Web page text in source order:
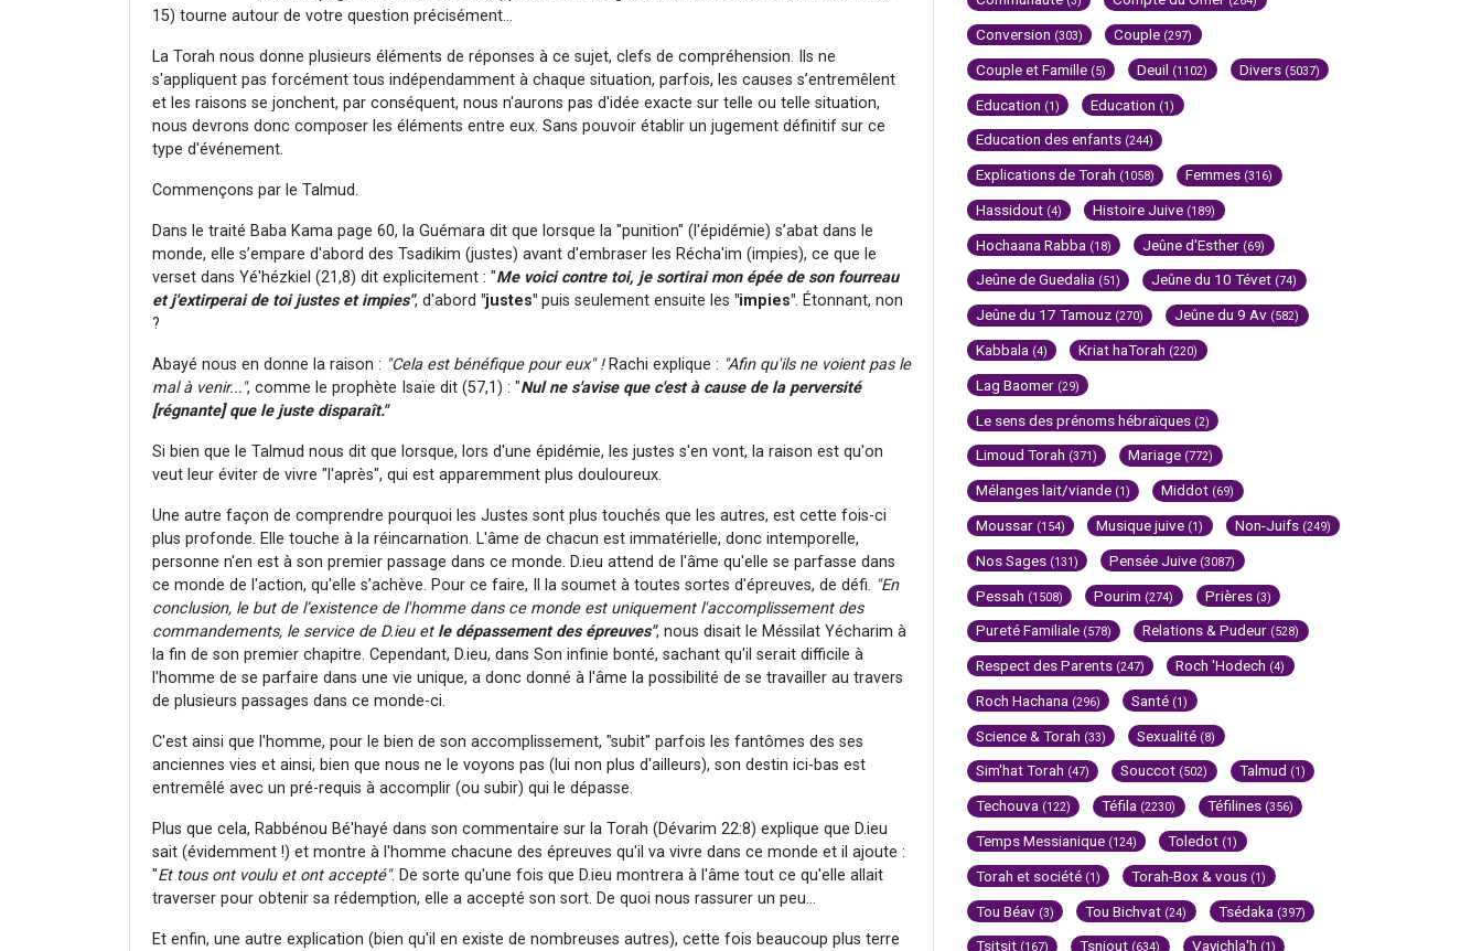
15) tourne autour de votre question précisément...
La Torah nous donne plusieurs éléments de réponses à ce sujet, clefs de compréhension. Ils ne
s'appliquent pas forcément tous indépendamment à chaque situation, parfois, les causes s’entremêlent
et les raisons se jonchent, par conséquent, nous n'aurons pas d'idée exacte sur telle ou telle situation,
nous devrons donc composer les éléments entre eux. Sans pouvoir établir un jugement définitif sur ce
type d'événement.
Commençons par le Talmud.
Dans le traité Baba Kama page 60, la Guémara dit que lorsque la "punition" (l'épidémie) s’abat dans le
monde, elle s’empare d'abord des Tsadikim (justes) avant d'embraser les Récha'im (impies), ce que le
verset dans Yé'hézkiel (21,8) dit explicitement : "Me voici contre toi, je sortirai mon épée de son fourreau
et j'extirperai de toi justes et impies", d'abord "justes" puis seulement ensuite les "impies". Étonnant, non
?
Abayé nous en donne la raison : "Cela est bénéfique pour eux" ! Rachi explique : "Afin qu'ils ne voient pas le
mal à venir...", comme le prophète Isaïe dit (57,1) : "Nul ne s'avise que c'est à cause de la perversité
[régnante] que le juste disparaît."
Si bien que le Talmud nous dit que lorsque, lors d'une épidémie, les justes s'en vont, la raison est qu'on
veut leur éviter de vivre "l'après", qui est apparemment plus douloureux.
Une autre façon de comprendre pourquoi les Justes sont plus touchés que les autres, est cette fois-ci
plus profonde. Elle touche à la réincarnation. L'âme de chacun est immatérielle, donc intemporelle,
personne n'en est à son premier passage dans ce monde. D.ieu attend de l'âme qu'elle se parfasse dans
ce monde de l'action, qu'elle s’achève. Pour ce faire, Il la soumet à toutes sortes d'épreuves, de défi. "En
conclusion, le but de l’existence de l'homme dans ce monde est uniquement l'accomplissement des
commandements, le service de D.ieu et le dépassement des épreuves", nous disait le Méssilat Yécharim à
la fin de son premier chapitre. Cependant, D.ieu, dans Son infinie bonté, sachant qu'il serait difficile à
l'homme de se parfaire dans une vie unique, a donc donné à l'âme la possibilité de se travailler au travers
de plusieurs passages dans ce monde-ci.
C'est ainsi que l'homme, pour le bien de son accomplissement, "subit" parfois les fantômes des ses
anciennes vies et ainsi, bien que nous ne le voyons pas (lui non plus d'ailleurs), son destin ici-bas est
entremêlé avec un pré-requis à accomplir (ou subir) qui le dépasse.
Plus que cela, Rabbénou Bé'hayé dans son commentaire sur la Torah (Dévarim 22:8) explique que D.ieu
sait (évidemment !) et montre à l'homme chacune des épreuves qu'il va vivre dans ce monde et il ajoute :
"Et tous ont voulu et ont accepté". De sorte qu'une fois que D.ieu montrera à l'âme tout ce qu'elle allait
traverser pour obtenir sa rédemption, elle a accepté son sort. De quoi nous rassurer un peu...
Et enfin, une autre explication (bien qu'il en existe de nombreuses autres), cette fois beaucoup plus terre
Conversion (303) Couple (297)
Couple et Famille (5) Deuil (1102) Divers (5037)
Education (1) Education (1)
Education des enfants (244)
Explications de Torah (1058) Femmes (316)
Hassidout (4) Histoire Juive (189)
Hochaana Rabba (18) Jeûne d'Esther (69)
Jeûne de Guedalia (51) Jeûne du 10 Tévet (74)
Jeûne du 17 Tamouz (270) Jeûne du 9 Av (582)
Kabbala (4) Kriat haTorah (220)
Lag Baomer (29)
Le sens des prénoms hébraïques (2)
Limoud Torah (371) Mariage (772)
Mélanges lait/viande (1) Middot (69)
Moussar (154) Musique juive (1) Non-Juifs (249)
Nos Sages (131) Pensée Juive (3087)
Pessah (1508) Pourim (274) Prières (3)
Pureté Familiale (578) Relations & Pudeur (528)
Respect des Parents (247) Roch 'Hodech (4)
Roch Hachana (296) Santé (1)
Science & Torah (33) Sexualité (8)
Sim'hat Torah (47) Souccot (502) Talmud (1)
Techouva (122) Téfila (2230) Téfilines (356)
Temps Messianique (124) Toledot (1)
Torah et société (1) Torah-Box & vous (1)
Tou Béav (3) Tou Bichvat (24) Tsédaka (397)
Tsitsit (167) Tsniout (634) Vayichla'h (1)